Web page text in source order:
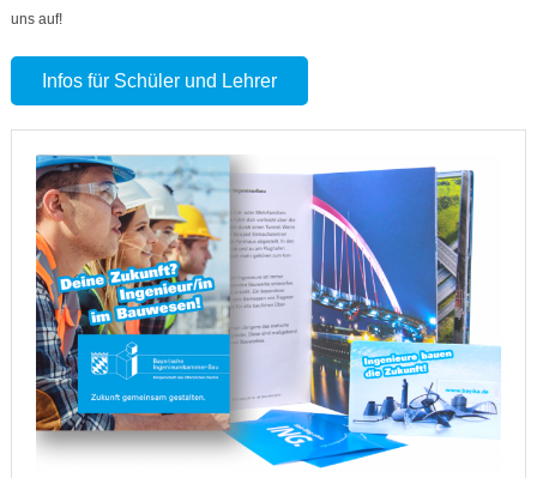
uns auf!
Infos für Schüler und Lehrer